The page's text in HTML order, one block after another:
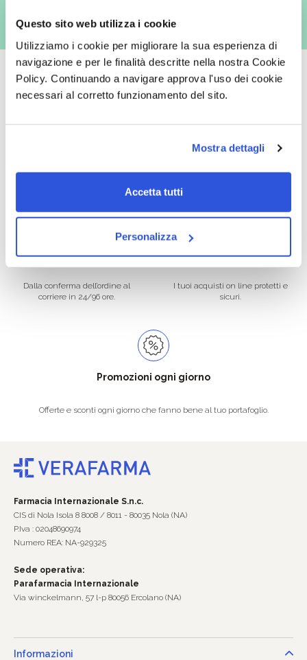
Questo sito web utilizza i cookie
Utilizziamo i cookie per migliorare la sua esperienza di
navigazione e per le finalità descritte nella nostra Cookie
Policy. Continuando a navigare approva l'uso dei cookie
necessari al corretto funzionamento del sito.
Mostra dettagli
Accetta tutti
Personalizza
Con un acquisto minimo di 29.90 €
Spedizioni in tutta Europa a 20€.
Consegna veloce
Dalla conferma dell’ordine al
corriere in 24/96 ore.
Pagamenti sicuri
I tuoi acquisti on line protetti e
sicuri.
Promozioni ogni giorno
Offerte e sconti ogni giorno che fanno bene al tuo portafoglio.
Farmacia Internazionale S.n.c.
CIS di Nola Isola 8 8008 / 8011 - 80035 Nola (NA)
P.Iva : 02048690974
Numero REA: NA-929325
Sede operativa:
Parafarmacia Internazionale
Via winckelmann, 57 l-p 80056 Ercolano (NA)
Informazioni